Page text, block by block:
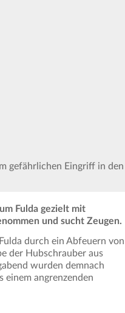
gefährlichen Eingriff in den
Fulda gezielt mit
und sucht Zeugen.
durch ein Abfeuern von
der Hubschrauber aus
wurden demnach
einem angrenzenden